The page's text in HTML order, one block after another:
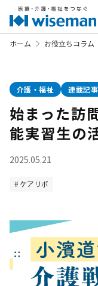
ホーム お役立ちコラム
介護・福祉 連載記事
始まった訪
能実習生の
2025.05.21
ケアリポ